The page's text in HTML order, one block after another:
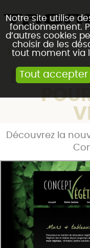
Notre site utilise
fonctionnement.
d’autres cookies
choisir de les
tout moment via
Tout accepter
Accueil Blog
Découvrez la